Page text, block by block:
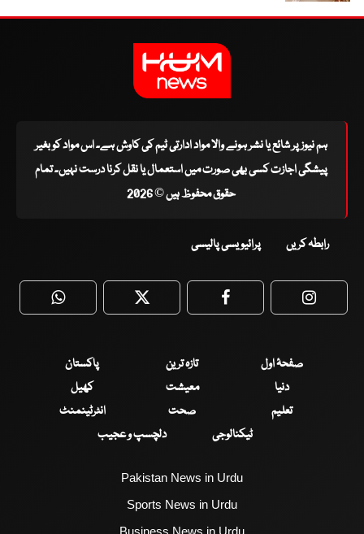
ہم نیوز پر شائع یا نشر ہونے والا مواد ادارتی ٹیم کی کاوش ہے۔ اس مواد کو بغیر
پیشگی اجازت کسی بھی صورت میں استعمال یا نقل کرنا درست نہیں۔ تمام
حقوق محفوظ ہیں © 2026
رابطہ کریں پرائیویسی پالیسی
WhatsApp Twitter Facebook
صفحۂ اول تازہ ترین
پاکستان
دنیا
معیشت
کھیل
تعلیم
صحت
انٹرٹینمنٹ
ٹیکنالوجی
دلچسپ و عجیب
Pakistan News in Urdu
Sports News in Urdu
Business News in Urdu